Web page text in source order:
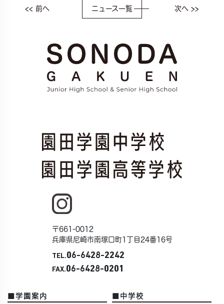
<< 前へ ニュース一覧 次へ >>
〒661-0012
兵庫県尼崎市南塚口町1丁目24番16号
TEL.06-6428-2242
FAX.06-6428-0201
■学園案内 ■中学校